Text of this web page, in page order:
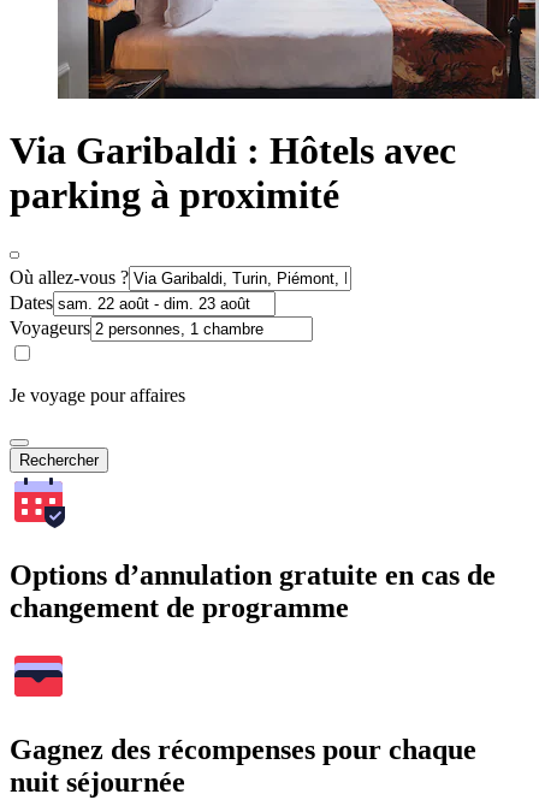
Via Garibaldi : Hôtels avec
parking à proximité
Où allez-vous ?
Dates
Voyageurs
Je voyage pour affaires
Rechercher
Options d’annulation gratuite en cas de
changement de programme
Gagnez des récompenses pour chaque
nuit séjournée